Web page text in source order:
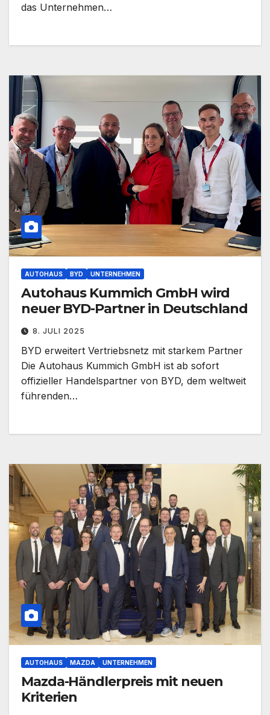
das Unternehmen…
AUTOHAUS BYD UNTERNEHMEN
Autohaus Kummich GmbH wird
neuer BYD-Partner in Deutschland
8. JULI 2025
BYD erweitert Vertriebsnetz mit starkem Partner
Die Autohaus Kummich GmbH ist ab sofort
offizieller Handelspartner von BYD, dem weltweit
führenden…
AUTOHAUS MAZDA UNTERNEHMEN
Mazda-Händlerpreis mit neuen
Kriterien